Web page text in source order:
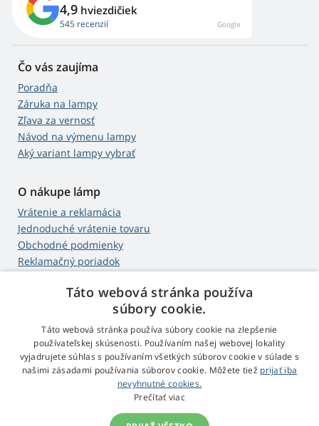
4,9 hviezdičiek
545 recenzií Google
Čo vás zaujíma
Poradňa
Záruka na lampy
Zľava za vernosť
Návod na výmenu lampy
Aký variant lampy vybrať
O nákupe lámp
Vrátenie a reklamácia
Jednoduché vrátenie tovaru
Obchodné podmienky
Reklamačný poriadok
Web Retail s.r.o.
Spracovanie osobných údajov
© 2009 - 2026 Projektory-Lampy.sk
Táto webová stránka používa
súbory cookie.
Táto webová stránka používa súbory cookie na zlepšenie
používateľskej skúsenosti. Používaním našej webovej lokality
vyjadrujete súhlas s používaním všetkých súborov cookie v súlade s
našimi zásadami používania súborov cookie. Môžete tiež prijať iba
nevyhnutné cookies.
Prečítať viac